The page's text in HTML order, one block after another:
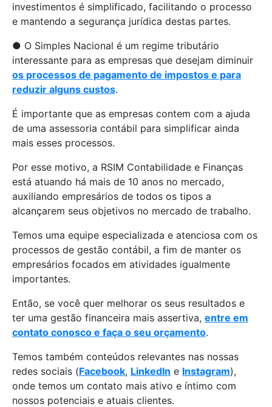
investimentos é simplificado, facilitando o processo
e mantendo a segurança jurídica destas partes.
● O Simples Nacional é um regime tributário
interessante para as empresas que desejam diminuir
os processos de pagamento de impostos e para
reduzir alguns custos.
É importante que as empresas contem com a ajuda
de uma assessoria contábil para simplificar ainda
mais esses processos.
Por esse motivo, a RSIM Contabilidade e Finanças
está atuando há mais de 10 anos no mercado,
auxiliando empresários de todos os tipos a
alcançarem seus objetivos no mercado de trabalho.
Temos uma equipe especializada e atenciosa com os
processos de gestão contábil, a fim de manter os
empresários focados em atividades igualmente
importantes.
Então, se você quer melhorar os seus resultados e
ter uma gestão financeira mais assertiva, entre em
contato conosco e faça o seu orçamento.
Temos também conteúdos relevantes nas nossas
redes sociais (Facebook, LinkedIn e Instagram),
onde temos um contato mais ativo e íntimo com
nossos potenciais e atuais clientes.